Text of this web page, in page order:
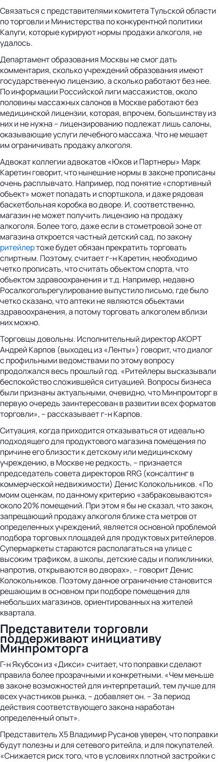
Связаться с представителями комитета Тульской области
по торговли и Министерства по конкурентной политики
Калуги, которые курируют нормы продажи алкоголя, не
удалось.
Департамент образования Москвы не смог дать
комментария, сколько учреждений образования имеют
государственную лицензию, а сколько работают без нее.
По информации Российской лиги массажистов, около
половины массажных салонов в Москве работают без
медицинской лицензии, которая, впрочем, большинству из
них и не нужна – лицензированию подлежат лишь салоны,
оказывающие услуги лечебного массажа. Что не мешает
им ограничивать продажу алкоголя.
Адвокат коллегии адвокатов «Юков и Партнеры» Марк
Каретин говорит, что нынешние нормы в законе прописаны
очень расплывчато. Например, под понятие «спортивный
объект» может попадать и спортшкола, и даже рядовая
баскетбольная коробка во дворе. И, соответственно,
магазин не может получить лицензию на продажу
алкоголя. Более того, даже если в стометровой зоне от
магазина откроется частный детский сад, по закону
ритейлертоже будет обязан прекратить торговать
спиртным. Поэтому, считает г-н Каретин, необходимо
четко прописать, что считать объектом спорта, что
объектом здравоохранения и т.д. Например, недавно
Росалкогольрегулирование выпустило письмо, где было
четко сказано, что аптеки не являются объектами
здравоохранения, а потому торговать алкоголем вблизи
них можно.
Торговцы довольны. Исполнительный директор АКОРТ
Андрей Карпов (выходец из «Ленты») говорит, что диалог
с профильными ведомствами по этому вопросу
продолжался весь прошлый год. «Ритейлеры высказывали
беспокойство сложившейся ситуацией. Вопросы бизнеса
были признаны актуальными, очевидно, что Минпромторг в
первую очередь заинтересован в развитии всех форматов
торговли», – рассказывает г-н Карпов.
Ситуация, когда приходится отказываться от идеально
подходящего для продуктового магазина помещения по
причине его близости к детскому или медицинскому
учреждению, в Москве не редкость, – признается
председатель совета директоров RRG (консалтинг в
коммерческой недвижимости) Денис Колокольников. «По
моим оценкам, по данному критерию «забраковываются»
около 20% помещений. При этом я бы не сказал, что закон,
запрещающий продажу алкоголя ближе ста метров от
определенных учреждений, является основной проблемой
подбора торговых площадей для продуктовых ритейлеров.
Супермаркеты стараются располагаться на улице с
высоким трафиком, а школы, детские сады и поликлиники,
напротив, открываются во дворах», – говорит Денис
Колокольников. Поэтому данное ограничение становится
решающим в основном при подборе помещения для
небольших магазинов, ориентированных на жителей
квартала.
Представители торговли
поддерживают инициативу
Минпромторга
Г-н Якубсон из «Дикси» считает, что поправки сделают
правила более прозрачными и конкретными. «Чем меньше
в законе возможностей для интерпретаций, тем лучше для
всех участников рынка, – добавляет он. – За период
действия соответствующего закона наработан
определенный опыт».
Представитель X5 Владимир Русанов уверен, что поправки
будут полезны и для сетевого ритейла, и для покупателей.
«Снижается риск того, что в условиях плотной застройки с